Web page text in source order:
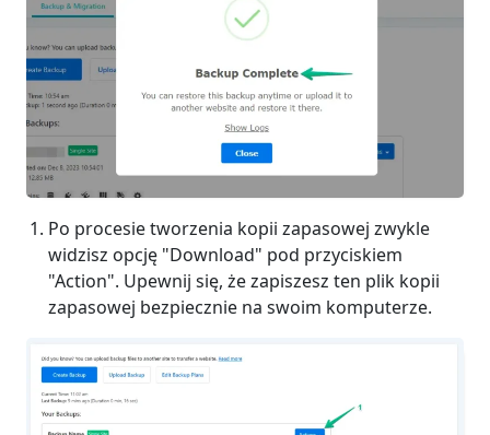
Po procesie tworzenia kopii zapasowej zwykle
widzisz opcję "Download" pod przyciskiem
"Action". Upewnij się, że zapiszesz ten plik kopii
zapasowej bezpiecznie na swoim komputerze.